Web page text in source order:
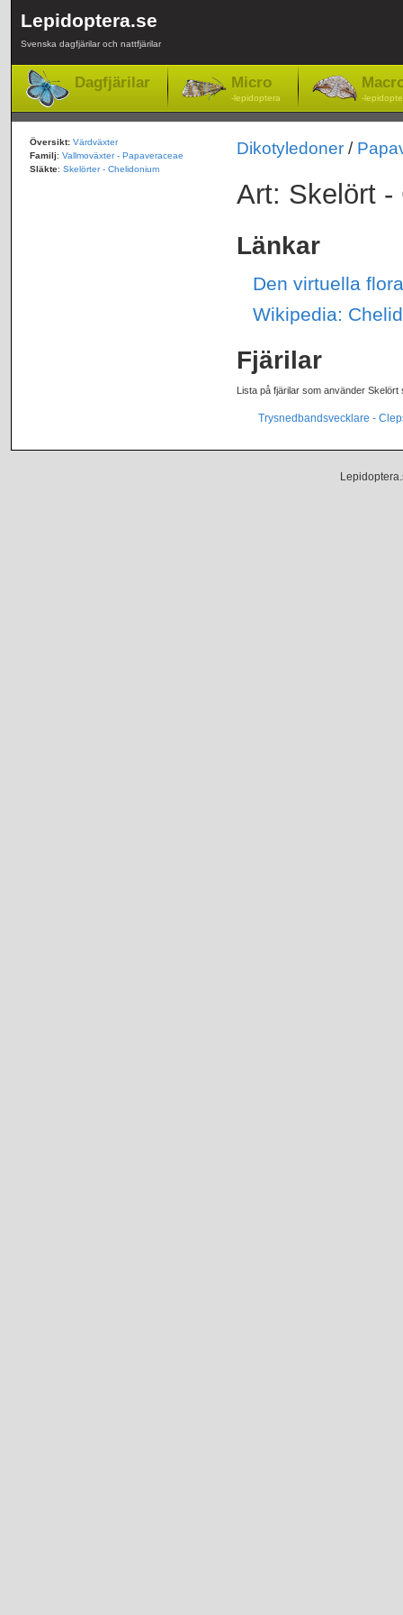
Lepidoptera.se
Svenska dagfjärilar och nattfjärilar
Dagfjärilar Micro
-lepidoptera -
Dikotyledoner/
Art: Skelört -
Länkar
Den virtuella
Wikipedia:
Fjärilar
Lista på fjärilar som använder
Trysnedbandsvecklare -
Översikt: Värdväxter
Familj: Vallmoväxter - Papaveraceae
Släkte: Skelörter - Chelidonium